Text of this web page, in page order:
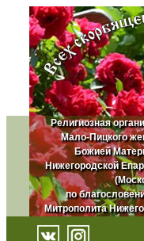
Религиозная
Мало-Пицкого
Божией
Нижегородской
по
Митрополита